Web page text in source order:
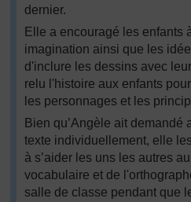
dernier.
Elle a encouragé les enfants
imagination ainsi que les
d'inclure les dessins avec
relu l'histoire aux enfants
les personnages et les
Bien qu’Angèle ait demandé
texte individuellement, elle
à s’aider les uns les autres
vocabulaire et de
salle de classe pendant que